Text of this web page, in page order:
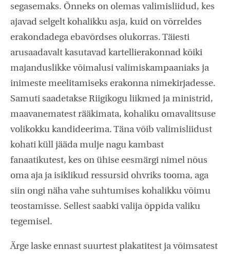
segasemaks. Õnneks on olemas valimisliidud, kes
ajavad selgelt kohalikku asja, kuid on võrreldes
erakondadega ebavõrdses olukorras. Täiesti
arusaadavalt kasutavad kartellierakonnad kõiki
majanduslikke võimalusi valimiskampaaniaks ja
inimeste meelitamiseks erakonna nimekirjadesse.
Samuti saadetakse Riigikogu liikmed ja ministrid,
maavanematest rääkimata, kohaliku omavalitsuse
volikokku kandideerima. Täna võib valimisliidust
kohati küll jääda mulje nagu kambast
fanaatikutest, kes on ühise eesmärgi nimel nõus
oma aja ja isiklikud ressursid ohvriks tooma, aga
siin ongi näha vahe suhtumises kohalikku võimu
teostamisse. Sellest saabki valija õppida valiku
tegemisel.
Ärge laske ennast suurtest plakatitest ja võimsatest